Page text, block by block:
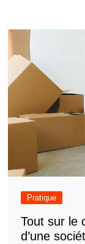
Pratique
Tout sur le
d’une